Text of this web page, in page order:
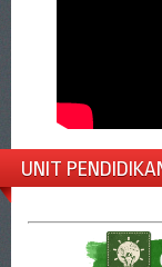
UNIT